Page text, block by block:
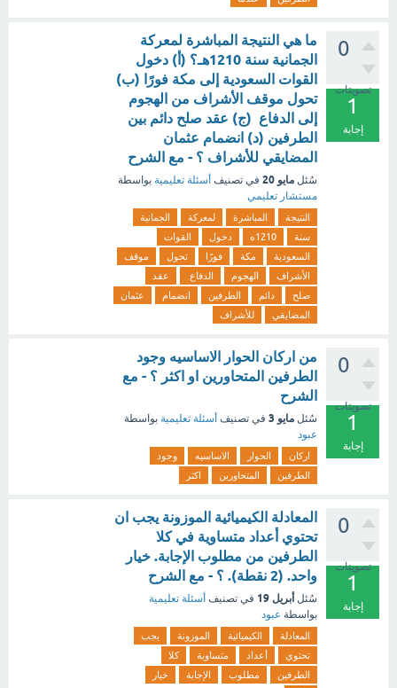
0
تصويتات
1
إجابة
ما هي النتيجة المباشرة لمعركة
الجمانية سنة 1210هـ؟ (أ) دخول
القوات السعودية إلى مكة فورًا (ب)
تحول موقف الأشراف من الهجوم
إلى الدفاع (ج) عقد صلح دائم بين
الطرفين (د) انضمام عثمان
المضايقي للأشراف ؟ - مع الشرح
سُئل مايو 20 في تصنيف أسئلة تعليمية بواسطة
مستشار تعليمي
النتيجة المباشرة لمعركة
الجمانية
سنة
1210ه دخول
القوات
السعودية
مكة فورًا تحول
موقف
الأشراف
الهجوم الدفاع
عقد
صلح
دائم الطرفين انضمام
عثمان
المضايقي
للأشراف
0
تصويتات
1
إجابة
من اركان الحوار الاساسيه وجود
الطرفين المتحاورين او اكثر ؟ - مع
الشرح
سُئل مايو 3 في تصنيف أسئلة تعليمية بواسطة
عبود
اركان الحوار الاساسيه
وجود
الطرفين
المتحاورين اكثر
0
تصويتات
1
إجابة
المعادلة الكيميائية الموزونة يجب ان
تحتوي أعداد متساوية في كلا
الطرفين من مطلوب الإجابة. خيار
واحد. (2 نقطة). ؟ - مع الشرح
سُئل أبريل 19 في تصنيف أسئلة تعليمية
بواسطة عبود
المعادلة الكيميائية الموزونة
يجب
تحتوي
أعداد متساوية
كلا
الطرفين
مطلوب الإجابة
خيار